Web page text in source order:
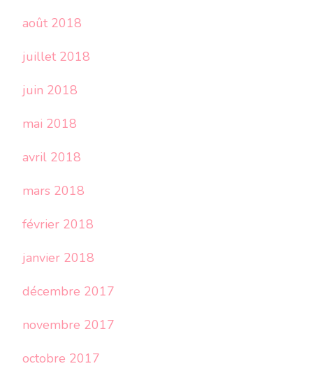
août 2018
juillet 2018
juin 2018
mai 2018
avril 2018
mars 2018
février 2018
janvier 2018
décembre 2017
novembre 2017
octobre 2017